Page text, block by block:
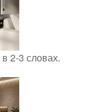
2-3 словах.